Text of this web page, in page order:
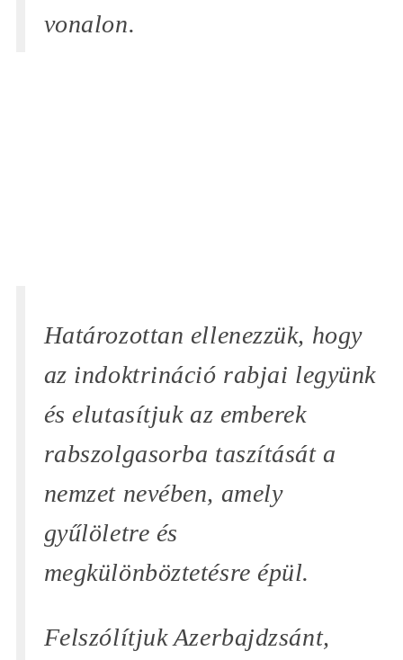
vonalon.
Határozottan ellenezzük, hogy
az indoktrináció rabjai legyünk
és elutasítjuk az emberek
rabszolgasorba taszítását a
nemzet nevében, amely
gyűlöletre és
megkülönböztetésre épül.
Felszólítjuk Azerbajdzsánt,